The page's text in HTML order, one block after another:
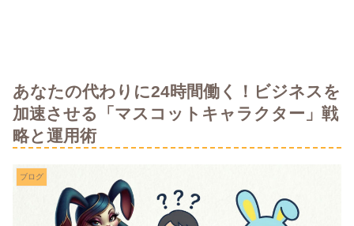
あなたの代わりに24時間働く！ビジネスを
加速させる「マスコットキャラクター」戦
略と運用術
ブログ